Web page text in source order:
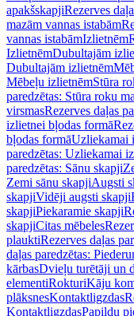
apakšskapjiRezerves
mazām vannas istabām
vannas istabāmIzlietnēm
IzlietnēmDubultajām
Dubultajām izlietnēm
Mēbeļu izlietnēmStūra
paredzētas: Stūra roku
virsmasRezerves daļas
izlietnei bļodas formā
bļodas formāUzliekamai
paredzētas: Uzliekamai
paredzētas: Sānu skapji
Zemi sānu skapjiAugsti
skapjiVidēji augsti skapji
skapjiPiekaramie skapji
skapjiCitas mēbeles
plauktiRezerves daļas
daļas paredzētas:
kārbasDvieļu turētāji un
elementiRokturiKāju
plāksnesKontaktligzdas
KontaktligzdasPapildu